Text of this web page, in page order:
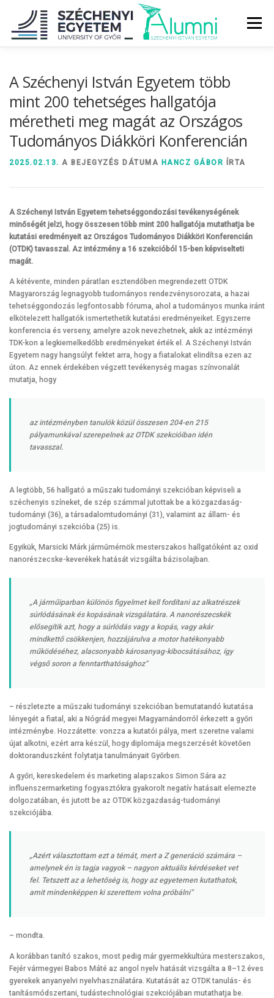
tartalomhoz
Menü
DIPLOMAÁTADÓ DIPLOMÁN TÚL
SZOLGÁLTATÁSOK ÉVFOLYAMOK
A Széchenyi István Egyetem több
mint 200 tehetséges hallgatója
méretheti meg magát az Országos
Tudományos Diákköri Konferencián
2025.02.13. A BEJEGYZÉS DÁTUMA HANCZ GÁBOR ÍRTA
A Széchenyi István Egyetem tehetséggondozási tevékenységének
minőségét jelzi, hogy összesen több mint 200 hallgatója mutathatja be
kutatási eredményeit az Országos Tudományos Diákköri Konferencián
(OTDK) tavasszal. Az intézmény a 16 szekcióból 15-ben képviselteti
magát.
A kétévente, minden páratlan esztendőben megrendezett OTDK
Magyarország legnagyobb tudományos rendezvénysorozata, a hazai
tehetséggondozás legfontosabb fóruma, ahol a tudományos munka iránt
elkötelezett hallgatók ismertethetik kutatási eredményeiket. Egyszerre
konferencia és verseny, amelyre azok nevezhetnek, akik az intézményi
TDK-kon a legkiemelkedőbb eredményeket érték el. A Széchenyi István
Egyetem nagy hangsúlyt fektet arra, hogy a fiatalokat elindítsa ezen az
úton. Az ennek érdekében végzett tevékenység magas színvonalát
mutatja, hogy
az intézményben tanulók közül összesen 204-en 215
pályamunkával szerepelnek az OTDK szekcióiban idén
tavasszal.
A legtöbb, 56 hallgató a műszaki tudományi szekcióban képviseli a
széchenyis színeket, de szép számmal jutottak be a közgazdaság-
tudományi (36), a társadalomtudományi (31), valamint az állam- és
jogtudományi szekcióba (25) is.
Egyikük, Marsicki Márk járműmérnök mesterszakos hallgatóként az oxid
nanorészecske-keverékek hatását vizsgálta bázisolajban.
„A járműiparban különös figyelmet kell fordítani az alkatrészek
súrlódásának és kopásának vizsgálatára. A nanorészecskék
elősegítik azt, hogy a súrlódás vagy a kopás, vagy akár
mindkettő csökkenjen, hozzájárulva a motor hatékonyabb
működéséhez, alacsonyabb károsanyag-kibocsátásához, így
végső soron a fenntarthatósághoz”
– részletezte a műszaki tudományi szekcióban bemutatandó kutatása
lényegét a fiatal, aki a Nógrád megyei Magyarnándorról érkezett a győri
intézménybe. Hozzátette: vonzza a kutatói pálya, mert szeretne valami
újat alkotni, ezért arra készül, hogy diplomája megszerzését követően
doktoranduszként folytatja tanulmányait Győrben.
A győri, kereskedelem és marketing alapszakos Simon Sára az
influenszermarketing fogyasztókra gyakorolt negatív hatásait elemezte
dolgozatában, és jutott be az OTDK közgazdaság-tudományi
szekciójába.
„Azért választottam ezt a témát, mert a Z generáció számára –
amelynek én is tagja vagyok – nagyon aktuális kérdéseket vet
fel. Tetszett az a lehetőség is, hogy az egyetemen kutathatok,
amit mindenképpen ki szerettem volna próbálni”
– mondta.
A korábban tanító szakos, most pedig már gyermekkultúra mesterszakos,
Fejér vármegyei Babos Máté az angol nyelv hatását vizsgálta a 8–12 éves
gyerekek anyanyelvi nyelvhasználatára. Kutatását az OTDK tanulás- és
tanításmódszertani, tudástechnológiai szekciójában mutathatja be.